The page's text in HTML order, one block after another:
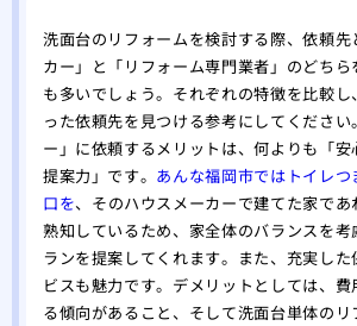
洗面台のリフォームを検討する際、依頼
カー」と「リフォーム専門業者」のどち
も多いでしょう。それぞれの特徴を比較
った依頼先を見つける参考にしてくださ
ー」に依頼するメリットは、何よりも「
提案力」です。 あんな福岡市ではトイレ
口を、そのハウスメーカーで建てた家で
熟知しているため、家全体のバランスを
ランを提案してくれます。また、充実し
ビスも魅力です。デメリットとしては、
る傾向があること、そして洗面台単体の